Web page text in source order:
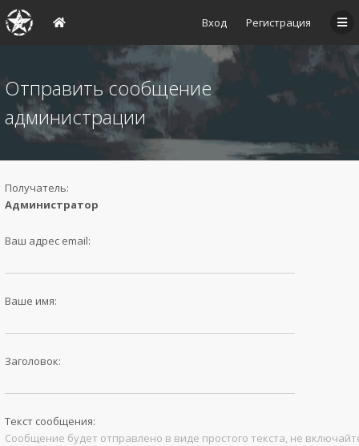
Вход Регистрация
Отправить сообщение
администрации
Получатель:
Администратор
Ваш адрес email:
Ваше имя:
Заголовок:
Текст сообщения:
Сообщение будет отправлено в виде простого текста, не